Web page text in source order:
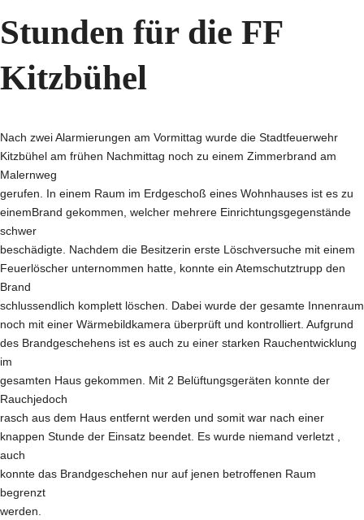
Stunden für die FF
Kitzbühel
Nach zwei Alarmierungen am Vormittag wurde die Stadtfeuerwehr
Kitzbühel am frühen Nachmittag noch zu einem Zimmerbrand am
Malernweg
gerufen. In einem Raum im Erdgeschoß eines Wohnhauses ist es zu
einemBrand gekommen, welcher mehrere Einrichtungsgegenstände
schwer
beschädigte. Nachdem die Besitzerin erste Löschversuche mit einem
Feuerlöscher unternommen hatte, konnte ein Atemschutztrupp den
Brand
schlussendlich komplett löschen. Dabei wurde der gesamte Innenraum
noch mit einer Wärmebildkamera überprüft und kontrolliert. Aufgrund
des Brandgeschehens ist es auch zu einer starken Rauchentwicklung
im
gesamten Haus gekommen. Mit 2 Belüftungsgeräten konnte der
Rauchjedoch
rasch aus dem Haus entfernt werden und somit war nach einer
knappen Stunde der Einsatz beendet. Es wurde niemand verletzt ,
auch
konnte das Brandgeschehen nur auf jenen betroffenen Raum
begrenzt
werden.